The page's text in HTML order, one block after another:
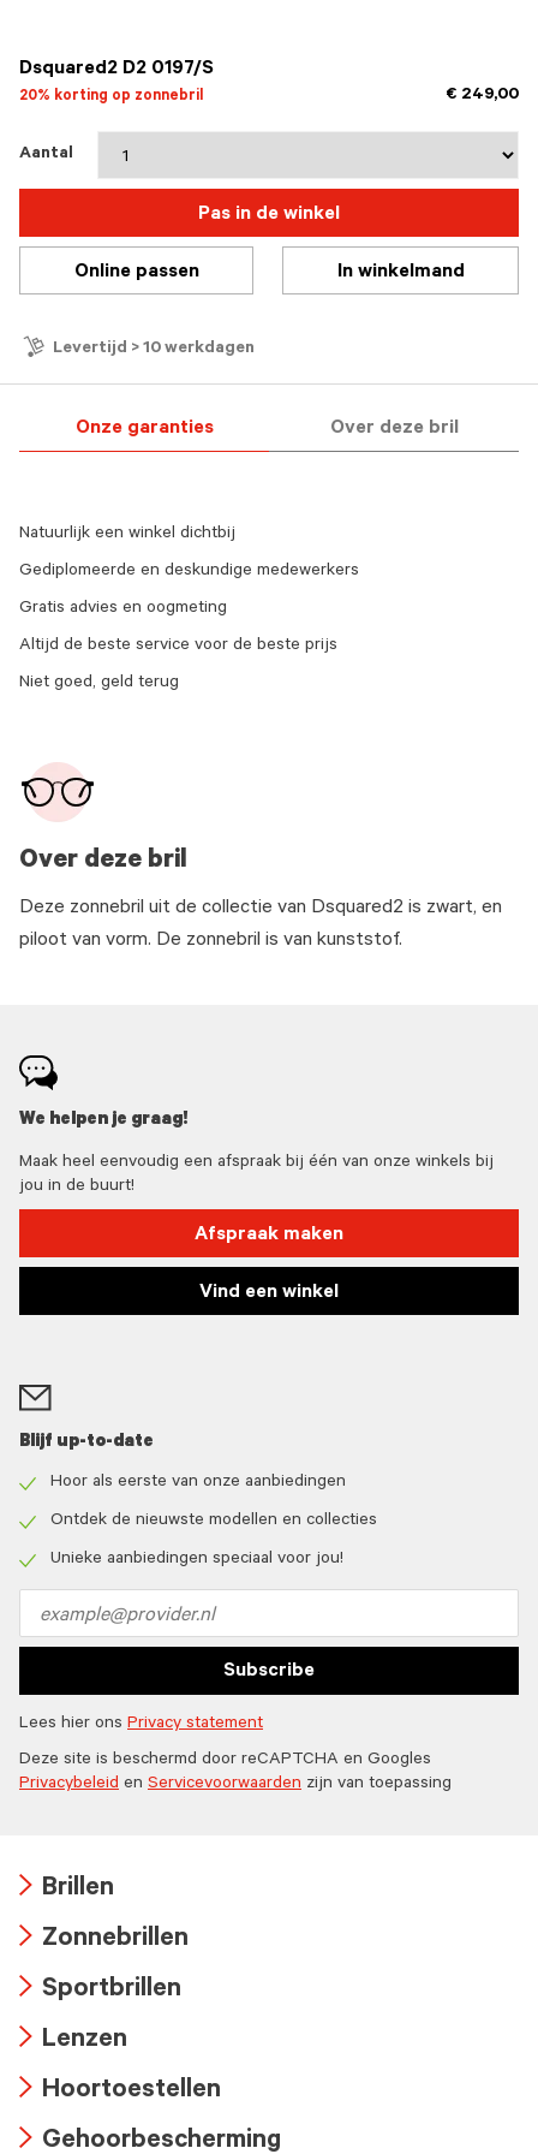
Dsquared2 D2 0197/S
20% korting op zonnebril € 249,00
Aantal
Pas in de winkel
Online passen In winkelmand
Levertijd > 10 werkdagen
Onze garanties Over deze bril
Over deze bril
Deze zonnebril uit de collectie van Dsquared2 is zwart, en
piloot van vorm. De zonnebril is van kunststof.
Natuurlijk een winkel dichtbij
Gediplomeerde en deskundige medewerkers
Gratis advies en oogmeting
Altijd de beste service voor de beste prijs
Niet goed, geld terug
We helpen je graag!
Maak heel eenvoudig een afspraak bij één van onze winkels bij
jou in de buurt!
Afspraak maken
Vind een winkel
Blijf up-to-date
icon
Hoor als eerste van onze aanbiedingen
icon
Ontdek de nieuwste modellen en collecties
Unieke aanbiedingen speciaal voor jou!
address
Subscribe
Lees hier ons Privacy statement
Deze site is beschermd door reCAPTCHA en Googles
Privacybeleid en Servicevoorwaarden zijn van toepassing
icon
Brillen
icon
Zonnebrillen
icon
Sportbrillen
icon
Lenzen
icon
Hoortoestellen
Gehoorbescherming